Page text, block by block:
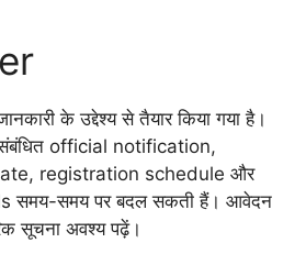
के उद्देश्य से तैयार किया गया है।
official notification,
registration schedule और
समय-समय पर बदल सकती हैं। आवेदन
सूचना अवश्य पढ़ें।